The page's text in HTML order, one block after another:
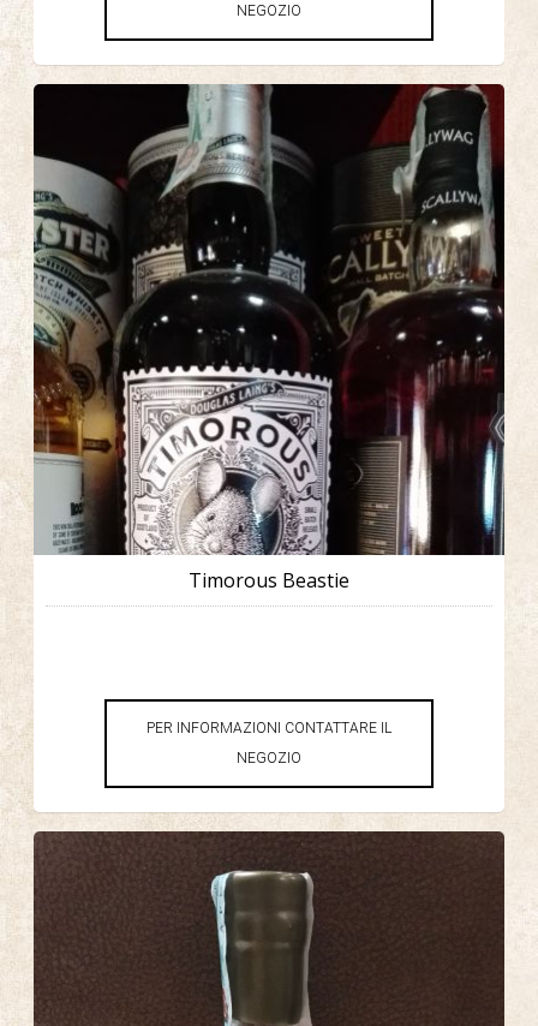
NEGOZIO
Timorous Beastie
PER INFORMAZIONI CONTATTARE IL
NEGOZIO